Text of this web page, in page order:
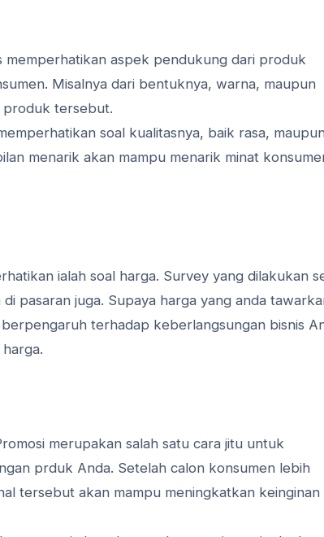
aspek pendukung dari produk
Misalnya dari bentuknya, warna, maupun
produk tersebut.
soal kualitasnya, baik rasa,
menarik akan mampu menarik minat
ialah soal harga. Survey yang dilakukan
pasaran juga. Supaya harga yang anda
terhadap keberlangsungan bisnis
merupakan salah satu cara jitu untuk
prduk Anda. Setelah calon konsumen lebih
tersebut akan mampu meningkatkan keinginan